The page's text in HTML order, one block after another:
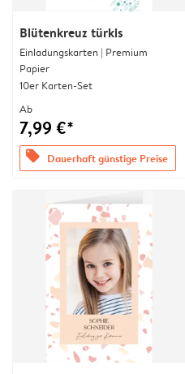
Blütenkreuz türkis
Einladungskarten | Premium
Papier
10er Karten-Set
Ab
7,99 €*
offers Dauerhaft günstige Preise